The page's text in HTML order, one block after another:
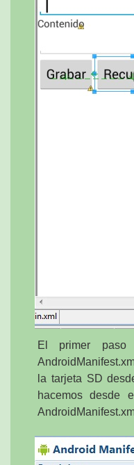
El primer paso
la tarjeta SD
hacemos desde